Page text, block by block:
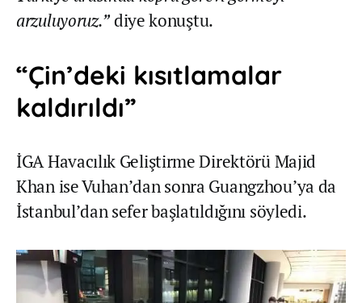
arzuluyoruz.”diye konuştu.
“Çin’deki kısıtlamalar
kaldırıldı”
İGA Havacılık Geliştirme Direktörü Majid
Khan ise Vuhan’dan sonra Guangzhou’ya da
İstanbul’dan sefer başlatıldığını söyledi.